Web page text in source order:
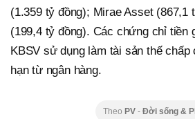
(1.359 tỷ đồng); Mirae Asset (867,1
(199,4 tỷ đồng). Các chứng chỉ tiền
KBSV sử dụng làm tài sản thế chấp
hạn từ ngân hàng.
Theo PV - Đời sống &